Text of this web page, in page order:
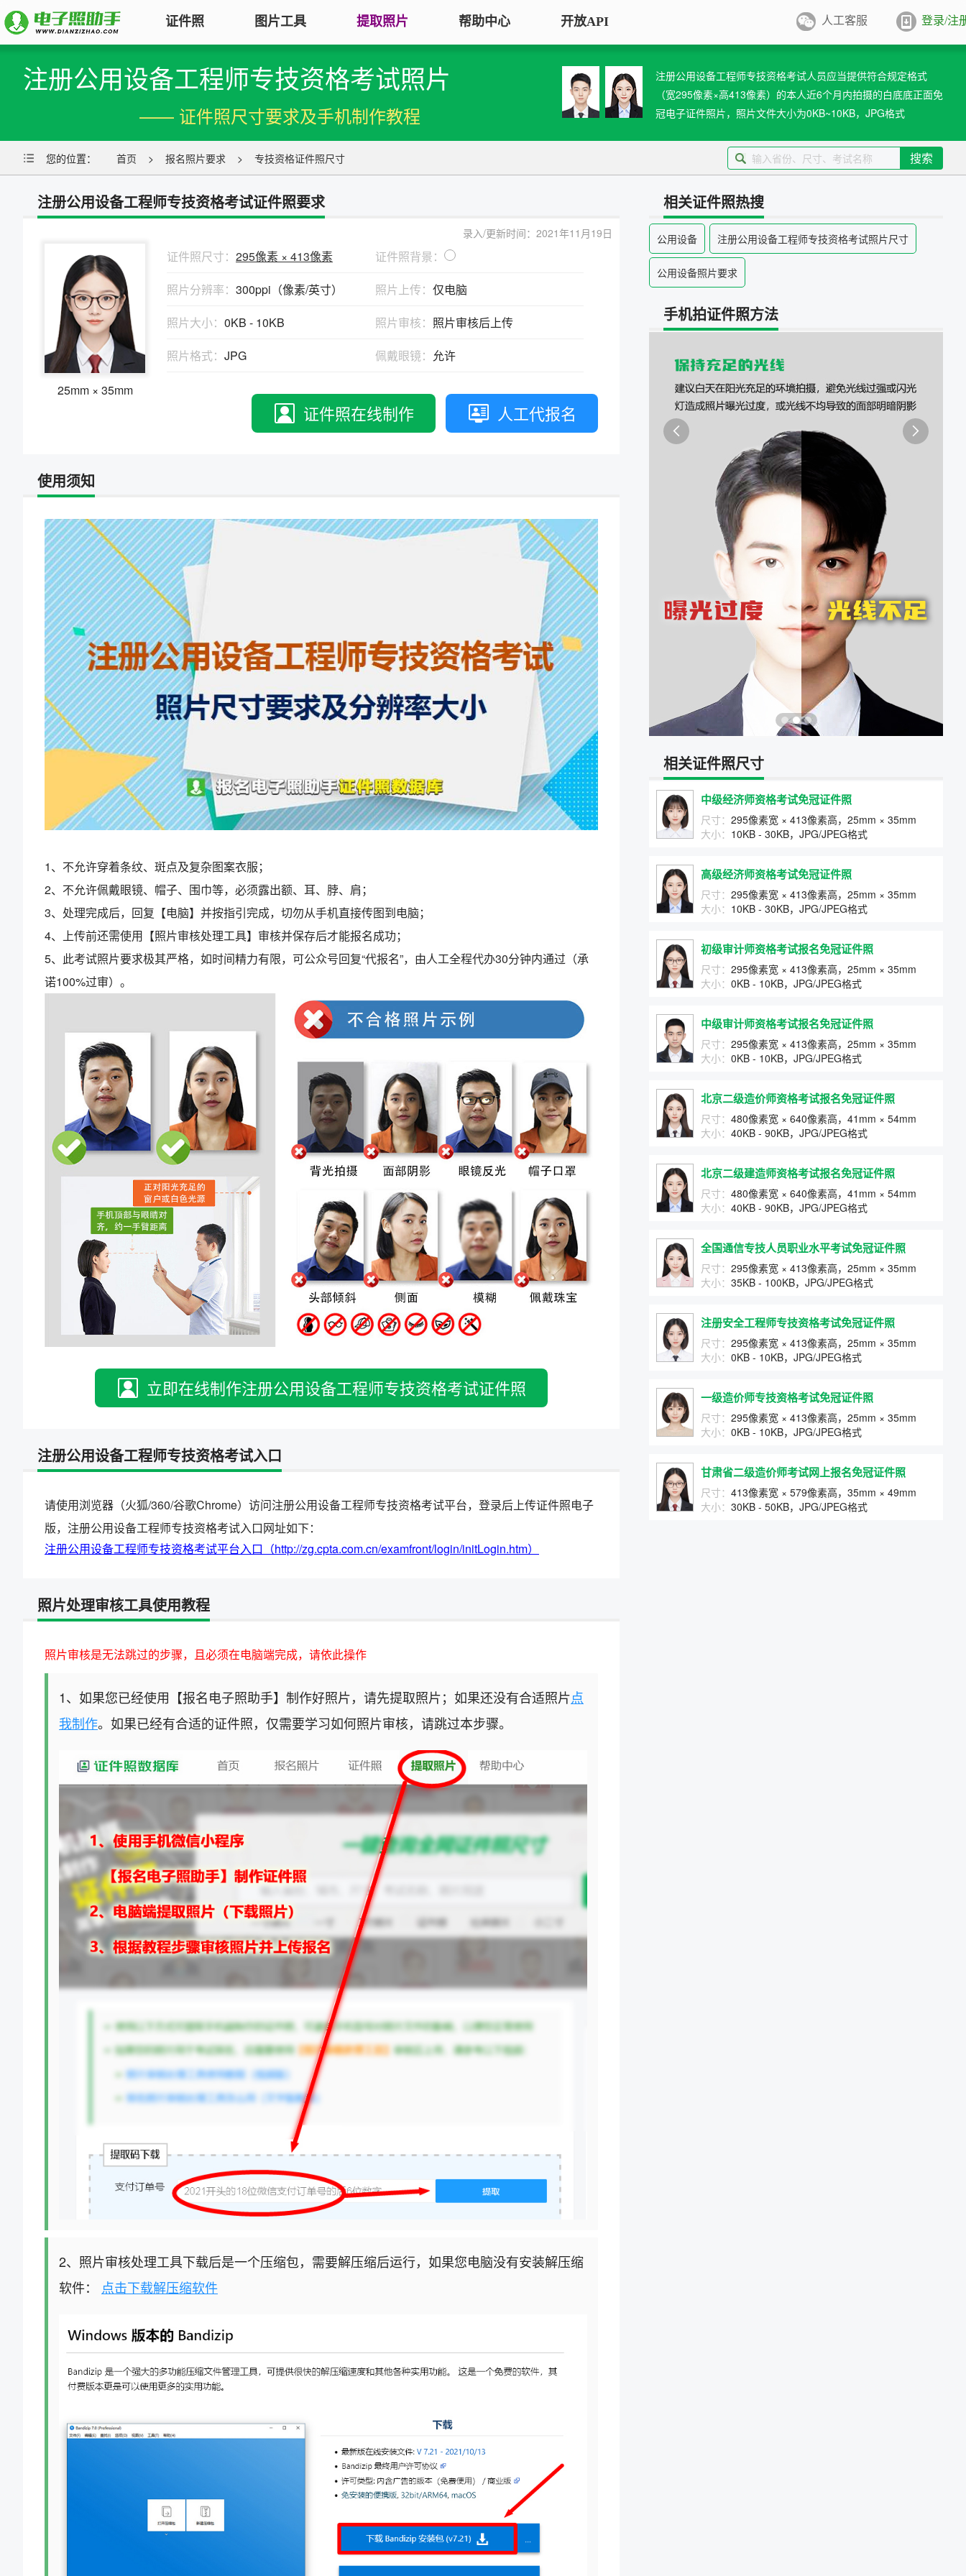
证件照
证件照电子版制作
一寸照片|二寸照片|五寸照片
报名照片
批量处理证件照
照片换背景色、修改尺寸、压缩KB
高效批量改图，会员低至0.25元
证件照回执
社保卡|居住证
网约车证|
特色服务专区
上传照片包过审 | 全程报名
免费定制证件照小程序
证件照采集系统
全国中小学生学籍照片采集系统
银行社保卡照片采集系统
退役军人优待证照片采集系统
中小学证件照采集系统
高校证件照采集系统
制卡印刷&照片采集一体化平台
图片工具
图片压缩
图片合并
图片加水印
图片去水印
涂抹轻松去掉照片上的水印、杂
物、瑕疵和斑点
手机拍照扫描仪
化一键搞定
图片改分辨率（DPI/PPI）
换算图片尺寸常见单位，如毫米、
像素、分辨率
图片彩色转黑白灰
拟打印效果
证件照排版
将单张证件照排版至5寸/6寸相纸，
用于打印
常用文档纸张尺寸
A3/A4/B5/营业执照/身份证/毕业证
提取照片 帮助中心 开放API 人工客服 登录/注
注册公用设备工程师专技资格考试照片
—— 证件照尺寸要求及手机制作教程
注册公用设备工程师专技资格考试人员应当提供符合规定格式
（宽295像素×高413像素）的本人近6个月内拍摄的白底底正面免
冠电子证件照片，照片文件大小为0KB~10KB，JPG格式
您的位置： 首页 > 报名照片要求 > 专技资格证件照尺寸 搜索
注册公用设备工程师专技资格考试证件照要求
录入/更新时间：2021年11月19日
25mm × 35mm
证件照尺寸： 295像素 × 413像素
证件照背景：
照片分辨率： 300ppi（像素/英寸） 照片上传： 仅电脑
照片大小： 0KB - 10KB 照片审核： 照片审核后上传
照片格式： JPG 佩戴眼镜： 允许
证件照在线制作 人工代报名
使用须知
1、不允许穿着条纹、斑点及复杂图案衣服；
2、不允许佩戴眼镜、帽子、围巾等，必须露出额、耳、脖、肩；
3、处理完成后，回复【电脑】并按指引完成，切勿从手机直接传图到电脑；
4、上传前还需使用【照片审核处理工具】审核并保存后才能报名成功；
5、此考试照片要求极其严格，如时间精力有限，可公众号回复“代报名”，由人工全程代办30分钟内通过（承
诺100%过审）。
立即在线制作注册公用设备工程师专技资格考试证件照
注册公用设备工程师专技资格考试入口
请使用浏览器（火狐/360/谷歌Chrome）访问注册公用设备工程师专技资格考试平台，登录后上传证件照电子
版，注册公用设备工程师专技资格考试入口网址如下：
注册公用设备工程师专技资格考试平台入口（http://zg.cpta.com.cn/examfront/login/initLogin.htm）
照片处理审核工具使用教程
照片审核是无法跳过的步骤，且必须在电脑端完成，请依此操作
1、如果您已经使用【报名电子照助手】制作好照片，请先提取照片；如果还没有合适照片点
我制作。如果已经有合适的证件照，仅需要学习如何照片审核，请跳过本步骤。
2、照片审核处理工具下载后是一个压缩包，需要解压缩后运行，如果您电脑没有安装解压缩
软件： 点击下载解压缩软件
相关证件照热搜
公用设备 注册公用设备工程师专技资格考试照片尺寸
公用设备照片要求
手机拍证件照方法
 
相关证件照尺寸
中级经济师资格考试免冠证件照
尺寸： 295像素宽 × 413像素高，25mm × 35mm
大小： 10KB - 30KB，JPG/JPEG格式
高级经济师资格考试免冠证件照
尺寸： 295像素宽 × 413像素高，25mm × 35mm
大小： 10KB - 30KB，JPG/JPEG格式
初级审计师资格考试报名免冠证件照
尺寸： 295像素宽 × 413像素高，25mm × 35mm
大小： 0KB - 10KB，JPG/JPEG格式
中级审计师资格考试报名免冠证件照
尺寸： 295像素宽 × 413像素高，25mm × 35mm
大小： 0KB - 10KB，JPG/JPEG格式
北京二级造价师资格考试报名免冠证件照
尺寸： 480像素宽 × 640像素高，41mm × 54mm
大小： 40KB - 90KB，JPG/JPEG格式
北京二级建造师资格考试报名免冠证件照
尺寸： 480像素宽 × 640像素高，41mm × 54mm
大小： 40KB - 90KB，JPG/JPEG格式
全国通信专技人员职业水平考试免冠证件照
尺寸： 295像素宽 × 413像素高，25mm × 35mm
大小： 35KB - 100KB，JPG/JPEG格式
注册安全工程师专技资格考试免冠证件照
尺寸： 295像素宽 × 413像素高，25mm × 35mm
大小： 0KB - 10KB，JPG/JPEG格式
一级造价师专技资格考试免冠证件照
尺寸： 295像素宽 × 413像素高，25mm × 35mm
大小： 0KB - 10KB，JPG/JPEG格式
甘肃省二级造价师考试网上报名免冠证件照
尺寸： 413像素宽 × 579像素高，35mm × 49mm
大小： 30KB - 50KB，JPG/JPEG格式